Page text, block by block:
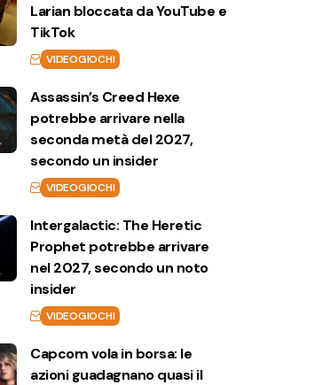
Larian bloccata da YouTube e
TikTok
VIDEOGIOCHI
Assassin’s Creed Hexe
potrebbe arrivare nella
seconda metà del 2027,
secondo un insider
VIDEOGIOCHI
Intergalactic: The Heretic
Prophet potrebbe arrivare
nel 2027, secondo un noto
insider
VIDEOGIOCHI
Capcom vola in borsa: le
azioni guadagnano quasi il